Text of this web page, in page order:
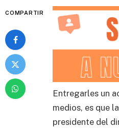
COMPARTIR
Entregarles un
medios, es que
presidente del